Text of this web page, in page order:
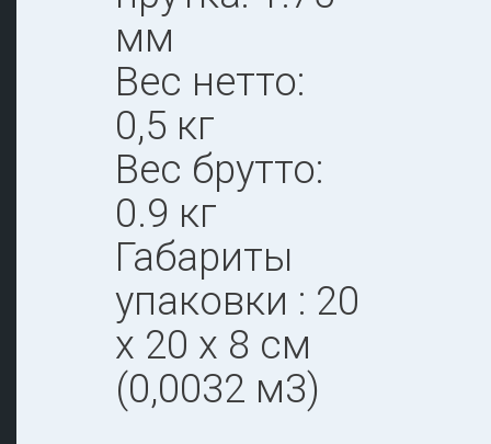
мм
Вес нетто:
0,5 кг
Вес брутто:
0.9 кг
Габариты
упаковки : 20
х 20 х 8 см
(0,0032 м3)